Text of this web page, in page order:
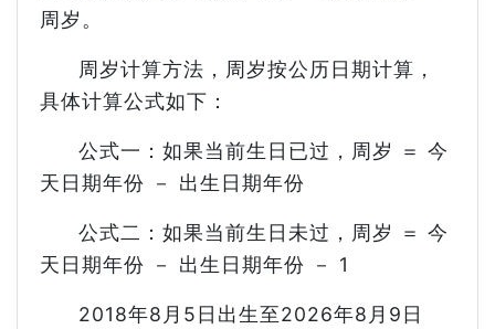
周岁。
周岁计算方法，周岁按公历日期计算，
具体计算公式如下：
公式一：如果当前生日已过，周岁 ＝ 今
天日期年份 － 出生日期年份
公式二：如果当前生日未过，周岁 ＝ 今
天日期年份 － 出生日期年份 － 1
2018年8月5日出生至2026年8月9日